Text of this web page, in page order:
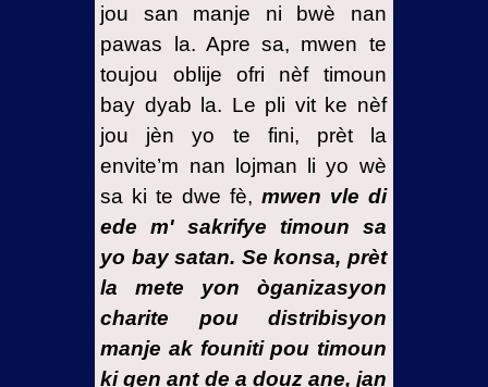
jou san manje ni bwè nan
pawas la. Apre sa, mwen te
toujou oblije ofri nèf timoun
bay dyab la. Le pli vit ke nèf
jou jèn yo te fini, prèt la
envite’m nan lojman li yo wè
sa ki te dwe fè, mwen vle di
ede m' sakrifye timoun sa
yo bay satan. Se konsa, prèt
la mete yon òganizasyon
charite pou distribisyon
manje ak founiti pou timoun
ki gen ant de a douz ane, jan